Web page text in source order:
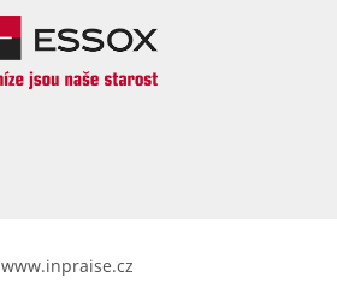
www.inpraise.cz